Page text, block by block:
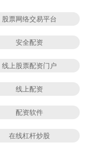
股票网络交易平台
安全配资
线上股票配资门户
线上配资
配资软件
在线杠杆炒股